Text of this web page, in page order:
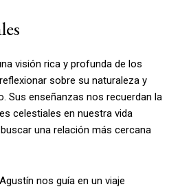
visión rica y profunda de los
sobre su naturaleza y
Sus enseñanzas nos recuerdan la
celestiales en nuestra vida
una relación más cercana
nos guía en un viaje